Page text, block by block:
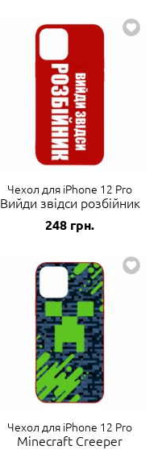
Чехол для iPhone 12 Pro
Вийди звідси розбійник
248 грн.
Чехол для iPhone 12 Pro
Minecraft Creeper